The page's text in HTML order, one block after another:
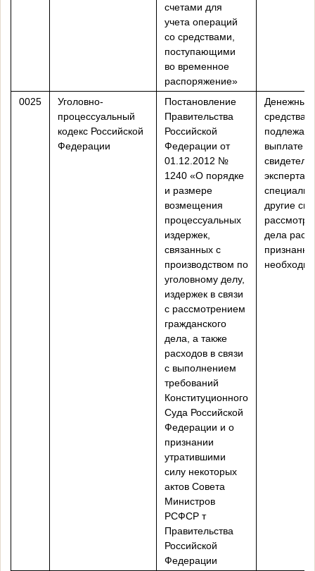
счетами для
учета операций
со средствами,
поступающими
во временное
распоряжение»
0025
Уголовно-
процессуальный
кодекс Российской
Федерации
Постановление
Правительства
Российской
Федерации от
01.12.2012 №
1240 «О порядке
и размере
возмещения
процессуальных
издержек,
связанных с
производством по
уголовному делу,
издержек в связи
с рассмотрением
гражданского
дела, а также
расходов в связи
с выполнением
требований
Конституционного
Суда Российской
Федерации и о
признании
утратившими
силу некоторых
актов Совета
Министров
РСФСР т
Правительства
Российской
Федерации
Денежные
средства,
выплате
экспертам
другие
дела